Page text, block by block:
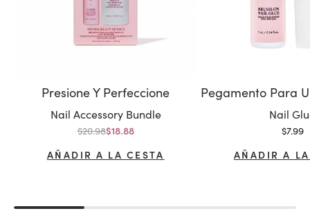
Presione Y Perfeccione
Variante:
Nail Accessory Bundle
Precio normal
$20.98Precio de oferta
$18.88
AÑADIR A LA CESTA
Nail
$7.99
AÑADIR A